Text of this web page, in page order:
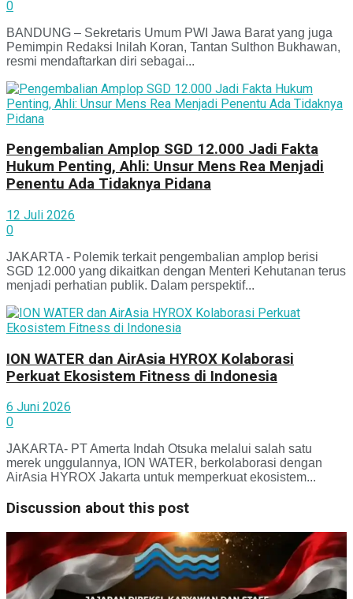
0
BANDUNG – Sekretaris Umum PWI Jawa Barat yang juga
Pemimpin Redaksi Inilah Koran, Tantan Sulthon Bukhawan,
resmi mendaftarkan diri sebagai...
Pengembalian Amplop SGD 12.000 Jadi Fakta
Hukum Penting, Ahli: Unsur Mens Rea Menjadi
Penentu Ada Tidaknya Pidana
12 Juli 2026
0
JAKARTA - Polemik terkait pengembalian amplop berisi
SGD 12.000 yang dikaitkan dengan Menteri Kehutanan terus
menjadi perhatian publik. Dalam perspektif...
ION WATER dan AirAsia HYROX Kolaborasi
Perkuat Ekosistem Fitness di Indonesia
6 Juni 2026
0
JAKARTA- PT Amerta Indah Otsuka melalui salah satu
merek unggulannya, ION WATER, berkolaborasi dengan
AirAsia HYROX Jakarta untuk memperkuat ekosistem...
Discussion about this post